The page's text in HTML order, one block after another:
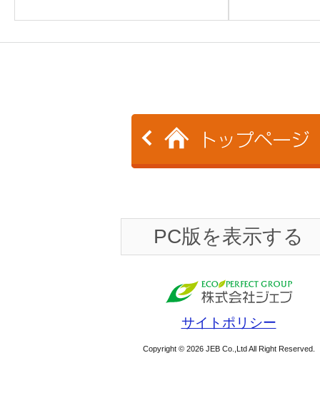
PC版を表示する
サイトポリシー
Copyright © 2026 JEB Co.,Ltd All Right Reserved.